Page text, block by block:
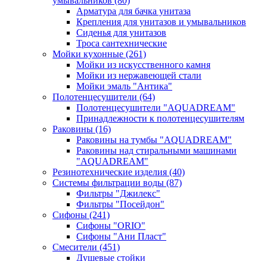
Арматура для бачка унитаза
Крепления для унитазов и умывальников
Сиденья для унитазов
Троса сантехнические
Мойки кухонные (261)
Мойки из искусственного камня
Мойки из нержавеющей стали
Мойки эмаль "Антика"
Полотенцесушители (64)
Полотенцесушители "AQUADREAM"
Принадлежности к полотенцесушителям
Раковины (16)
Раковины на тумбы "AQUADREAM"
Раковины над стиральными машинами
"AQUADREAM"
Резинотехнические изделия (40)
Системы фильтрации воды (87)
Фильтры "Джилекс"
Фильтры "Посейдон"
Сифоны (241)
Сифоны "ORIO"
Сифоны "Ани Пласт"
Смесители (451)
Душевые стойки